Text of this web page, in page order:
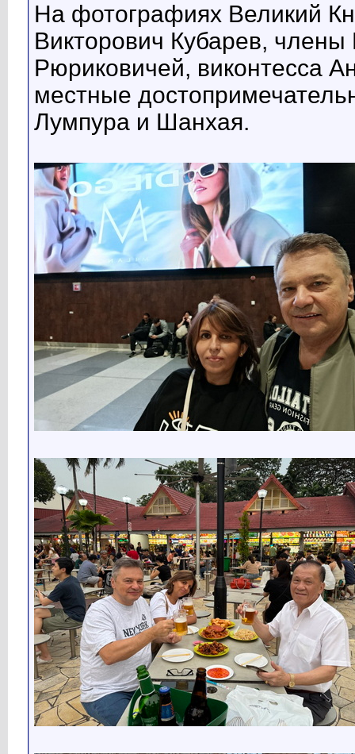
На фотографиях Великий
Викторович Кубарев,
Рюриковичей, виконтесса
местные
Лумпура и Шанхая.